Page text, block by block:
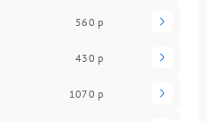
560 р
430 р
1070 р